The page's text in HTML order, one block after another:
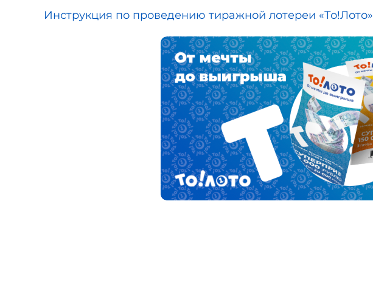
Инструкция по проведению тиражной лотереи «То!Лото»